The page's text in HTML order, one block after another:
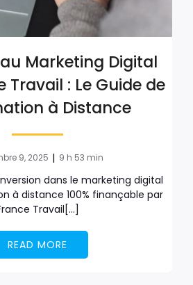
Marketing Digital
Travail : Le Guide de
à Distance
9, 2025 | 9 h 53 min
dans le marketing digital
à distance 100% finançable par
Travail[…]
READ MORE